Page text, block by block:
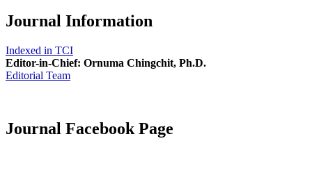
Journal Information
Indexed in TCI
Editor-in-Chief: Ornuma Chingchit, Ph.D.
Editorial Team
Journal Facebook Page